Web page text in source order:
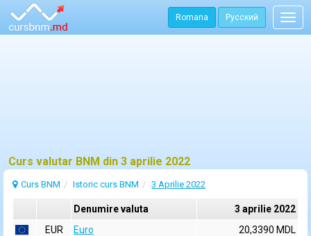
Romana Русский
Curs valutar BNM din 3 aprilie 2022
Curs BNM Istoric curs BNM 3 Aprilie 2022
Denumire valuta
3 aprilie 2022
EUR
Euro
20,3390 MDL